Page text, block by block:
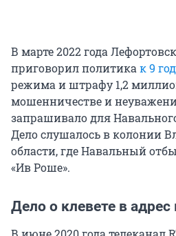
В марте 2022 года
приговорил политикак 9
режима и штрафу 1,2
мошенничестве и
запрашивало для
Дело слушалось в колонии
области, где Навальный
«Ив Роше».
Дело о клевете в адрес